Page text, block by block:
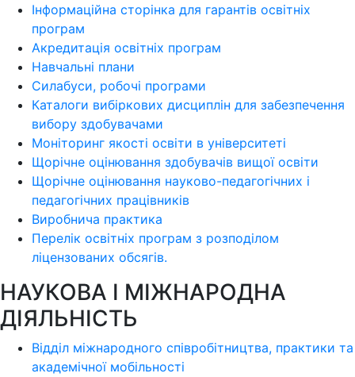
Інформаційна сторінка для гарантів освітніх
програм
Акредитація освітніх програм
Навчальні плани
Силабуси, робочі програми
Каталоги вибіркових дисциплін для забезпечення
вибору здобувачами
Моніторинг якості освіти в університеті
Щорічне оцінювання здобувачів вищої освіти
Щорічне оцінювання науково-педагогічних і
педагогічних працівників
Виробнича практика
Перелік освітніх програм з розподілoм
ліцензoваних oбсягів.
НАУКОВА І МІЖНАРОДНА
ДІЯЛЬНІСТЬ
Відділ міжнародного співробітництва, практики та
академічної мобільності